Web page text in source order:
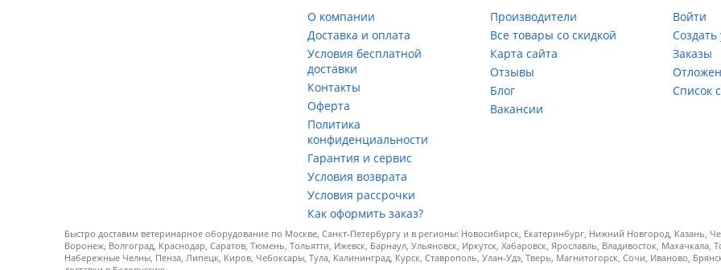
О компании
Доставка и оплата
Условия бесплатной
доставки
Контакты
Оферта
Политика
конфиденциальности
Гарантия и сервис
Условия возврата
Условия рассрочки
Как оформить заказ?
Производители
Все товары со скидкой
Карта сайта
Отзывы
Блог
Вакансии
Войти
Заказы
Список
Быстро доставим ветеринарное оборудование по Москве, Санкт-Петербургу и в регионы: Новосибирск, Екатеринбург, Нижний Новгород, Казань,
Воронеж, Волгоград, Краснодар, Саратов, Тюмень, Тольятти, Ижевск, Барнаул, Ульяновск, Иркутск, Хабаровск, Ярославль, Владивосток,
Набережные Челны, Пенза, Липецк, Киров, Чебоксары, Тула, Калининград, Курск, Ставрополь, Улан-Удэ, Тверь, Магнитогорск, Сочи, Иваново,